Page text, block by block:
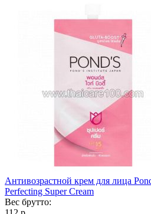
Антивозрастной крем для лица
Perfecting Super Cream
Вес брутто: